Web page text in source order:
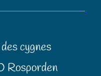
cygnes
Rosporden